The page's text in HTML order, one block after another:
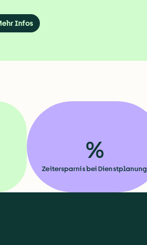
Infos
%
Zeitersparnis bei Dienstplanung